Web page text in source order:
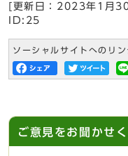
[更新日： 2023年1月30
ID:25
ソーシャルサイトへのリ
ご意見をお聞かせ